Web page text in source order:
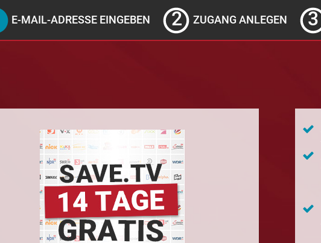
E-MAIL-ADRESSE EINGEBEN ZUGANG ANLEGEN